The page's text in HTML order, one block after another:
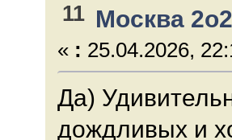
11 Москва
« : 25.04.2026,
Да)
дождливых и